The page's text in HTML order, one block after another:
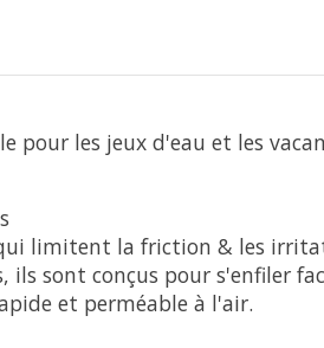
pour les jeux d'eau et les
limitent la friction & les
ils sont conçus pour s'enfiler
et perméable à l'air.